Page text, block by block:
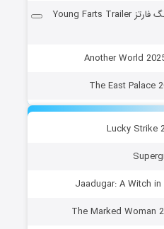
دانلود مستند قطعات تریلر یانگ فارتز Young Farts Trailer